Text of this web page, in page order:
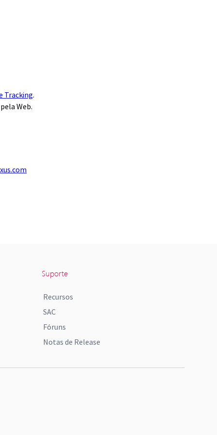
Tracking.
Web.
Suporte
Recursos
SAC
Fóruns
Notas de Release